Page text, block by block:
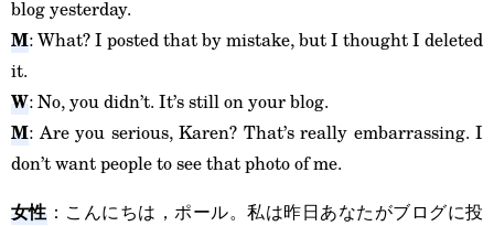
blog yesterday.
M: What? I posted that by mistake, but I thought I deleted
it.
W: No, you didn’t. It’s still on your blog.
M: Are you serious, Karen? That’s really embarrassing. I
don’t want people to see that photo of me.
女性：こんにちは，ポール。私は昨日あなたがブログに投